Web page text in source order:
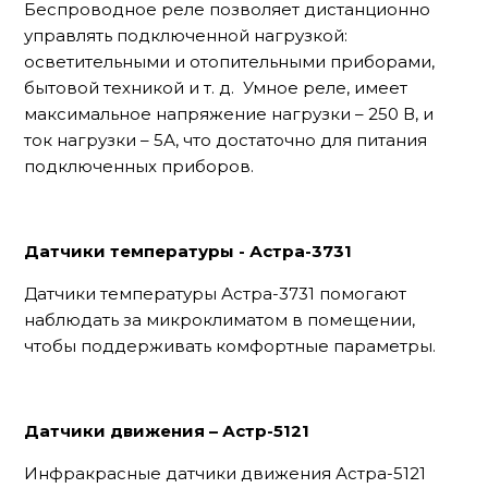
Беспроводное реле позволяет дистанционно
управлять подключенной нагрузкой:
осветительными и отопительными приборами,
бытовой техникой и т. д. Умное реле, имеет
максимальное напряжение нагрузки – 250 В, и
ток нагрузки – 5А, что достаточно для питания
подключенных приборов.
Датчики температуры - Астра-3731
Датчики температуры Астра-3731 помогают
наблюдать за микроклиматом в помещении,
чтобы поддерживать комфортные параметры.
Датчики движения – Астр-5121
Инфракрасные датчики движения Астра-5121